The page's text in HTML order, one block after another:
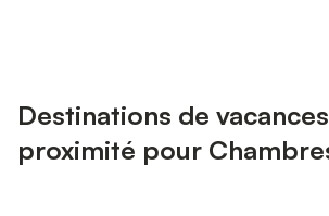
Destinations de
proximité pour